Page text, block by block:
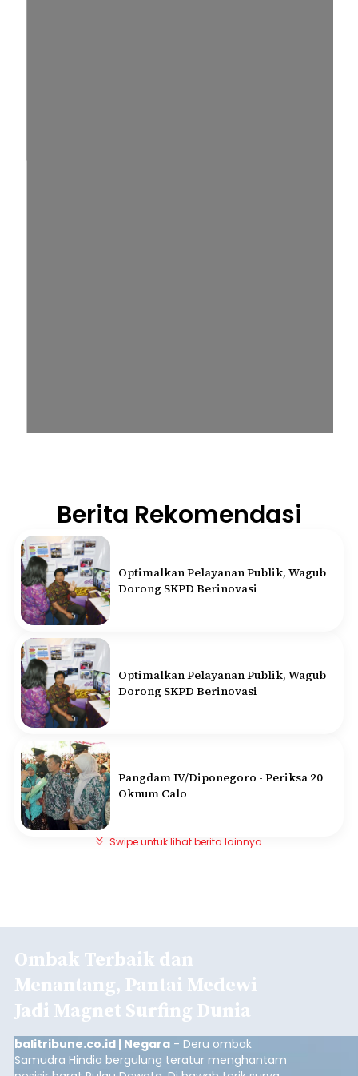
Berita Rekomendasi
Optimalkan Pelayanan Publik, Wagub
Dorong SKPD Berinovasi
Optimalkan Pelayanan Publik, Wagub
Dorong SKPD Berinovasi
Pangdam IV/Diponegoro - Periksa 20
Oknum Calo
Swipe untuk lihat berita lainnya
Ombak Terbaik dan
Menantang, Pantai Medewi
Jadi Magnet Surfing Dunia
balitribune.co.id | Negara - Deru ombak
Samudra Hindia bergulung teratur menghantam